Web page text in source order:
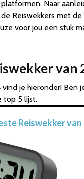
Naar
Reiswekkers met
voor jou een stuk
van
je hieronder! Ben
top 5 lijst.
Reiswekker van